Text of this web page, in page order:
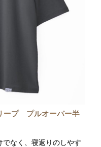
ープ プルオーバー半
でなく、寝返りのしやす